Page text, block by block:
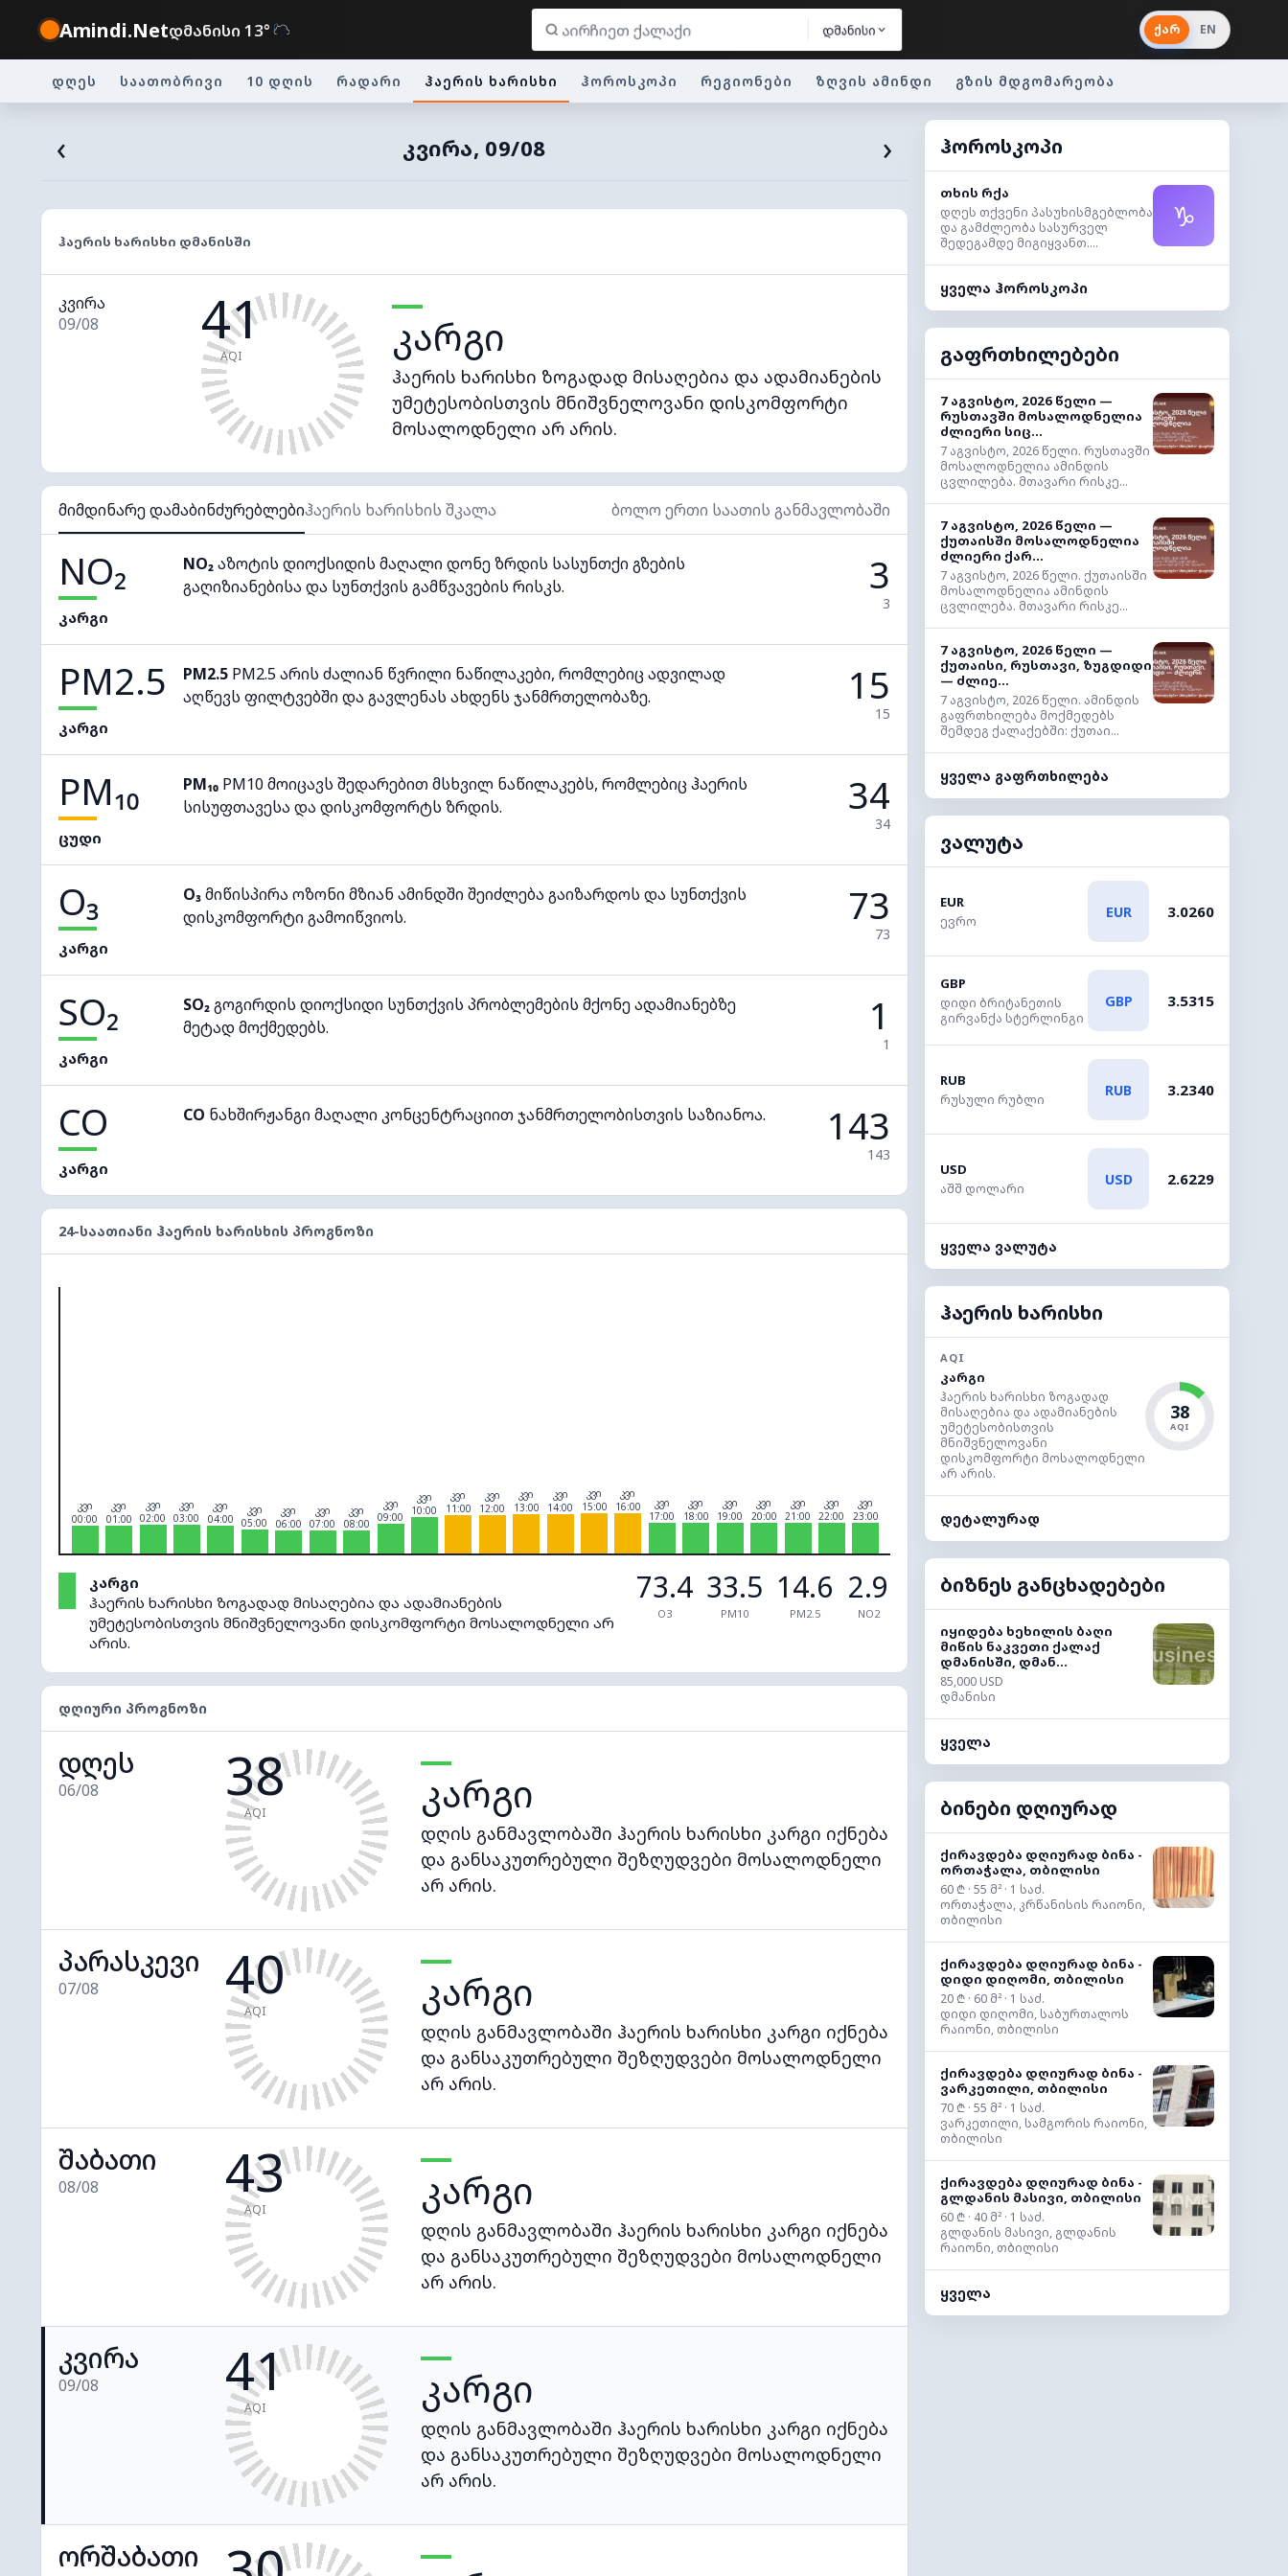
Amindi.Netდმანისი 13° დმანისი ქარ EN
დღეს საათობრივი 10 დღის რადარი ჰაერის ხარისხი ჰოროსკოპი რეგიონები ზღვის ამინდი გზის მდგომარეობა
‹ ᲙᲕᲘᲠᲐ, 09/08 ›
ᲰᲐᲔᲠᲘᲡ ᲮᲐᲠᲘᲡᲮᲘ ᲓᲛᲐᲜᲘᲡᲨᲘ
კვირა
09/08
41
AQI კარგი
ჰაერის ხარისხი ზოგადად მისაღებია და ადამიანების
უმეტესობისთვის მნიშვნელოვანი დისკომფორტი
მოსალოდნელი არ არის.
მიმდინარე დამაბინძურებლებიჰაერის ხარისხის შკალა ბოლო ერთი საათის განმავლობაში
NO₂
კარგი
NO₂აზოტის დიოქსიდის მაღალი დონე ზრდის სასუნთქი გზების
გაღიზიანებისა და სუნთქვის გამწვავების რისკს.
3
3
PM2.5
კარგი
PM2.5 PM2.5 არის ძალიან წვრილი ნაწილაკები, რომლებიც ადვილად
აღწევს ფილტვებში და გავლენას ახდენს ჯანმრთელობაზე.
15
15
PM₁₀
ცუდი
PM₁₀ PM10 მოიცავს შედარებით მსხვილ ნაწილაკებს, რომლებიც ჰაერის
სისუფთავესა და დისკომფორტს ზრდის.
34
34
O₃
კარგი
O₃მიწისპირა ოზონი მზიან ამინდში შეიძლება გაიზარდოს და სუნთქვის
დისკომფორტი გამოიწვიოს.
73
73
SO₂
კარგი
SO₂გოგირდის დიოქსიდი სუნთქვის პრობლემების მქონე ადამიანებზე
მეტად მოქმედებს.
1
1
CO
კარგი
CO ნახშირჟანგი მაღალი კონცენტრაციით ჯანმრთელობისთვის საზიანოა. 143
143
24-ᲡᲐᲐᲗᲘᲐᲜᲘ ᲰᲐᲔᲠᲘᲡ ᲮᲐᲠᲘᲡᲮᲘᲡ ᲞᲠᲝᲒᲜᲝᲖᲘ
კვი
00:00
კვი
01:00
კვი
02:00
კვი
03:00
კვი
04:00
კვი
05:00
კვი
06:00
კვი
07:00
კვი
08:00
კვი
09:00
კვი
10:00
კვი
11:00
კვი
12:00
კვი
13:00
კვი
14:00
კვი
15:00
კვი
16:00
კვი
17:00
კვი
18:00
კვი
19:00
კვი
20:00
კვი
21:00
კვი
22:00
კვი
23:00
კარგი
ჰაერის ხარისხი ზოგადად მისაღებია და ადამიანების
უმეტესობისთვის მნიშვნელოვანი დისკომფორტი მოსალოდნელი არ
არის.
73.4
O3
33.5
PM10
14.6
PM2.5
2.9
NO2
ᲓᲦᲘᲣᲠᲘ ᲞᲠᲝᲒᲜᲝᲖᲘ
დღეს
06/08 38
AQI კარგი
დღის განმავლობაში ჰაერის ხარისხი კარგი იქნება
და განსაკუთრებული შეზღუდვები მოსალოდნელი
არ არის.
პარასკევი
07/08 40
AQI კარგი
დღის განმავლობაში ჰაერის ხარისხი კარგი იქნება
და განსაკუთრებული შეზღუდვები მოსალოდნელი
არ არის.
შაბათი
08/08 43
AQI კარგი
დღის განმავლობაში ჰაერის ხარისხი კარგი იქნება
და განსაკუთრებული შეზღუდვები მოსალოდნელი
არ არის.
კვირა
09/08 41
AQI კარგი
დღის განმავლობაში ჰაერის ხარისხი კარგი იქნება
და განსაკუთრებული შეზღუდვები მოსალოდნელი
არ არის.
ორშაბათი
ჰოროსკოპი
თხის რქა
დღეს თქვენი პასუხისმგებლობა
და გამძლეობა სასურველ
შედეგამდე მიგიყვანთ....
♑
ყველა ჰოროსკოპი
გაფრთხილებები
7 აგვისტო, 2026 წელი —
რუსთავში მოსალოდნელია
ძლიერი სიც...
7 აგვისტო, 2026 წელი. რუსთავში
მოსალოდნელია ამინდის
ცვლილება. მთავარი რისკე...
7 აგვისტო, 2026 წელი —
ქუთაისში მოსალოდნელია
ძლიერი ქარ...
7 აგვისტო, 2026 წელი. ქუთაისში
მოსალოდნელია ამინდის
ცვლილება. მთავარი რისკე...
7 აგვისტო, 2026 წელი —
ქუთაისი, რუსთავი, ზუგდიდი
— ძლიე...
7 აგვისტო, 2026 წელი. ამინდის
გაფრთხილება მოქმედებს
შემდეგ ქალაქებში: ქუთაი...
ყველა გაფრთხილება
ვალუტა
EUR
ევრო
EUR 3.0260
GBP
დიდი ბრიტანეთის
გირვანქა სტერლინგი
GBP 3.5315
RUB
რუსული რუბლი
RUB 3.2340
USD
აშშ დოლარი
USD 2.6229
ყველა ვალუტა
ჰაერის ხარისხი
AQI
კარგი
ჰაერის ხარისხი ზოგადად
მისაღებია და ადამიანების
უმეტესობისთვის
მნიშვნელოვანი
დისკომფორტი მოსალოდნელი
არ არის.
38
AQI
დეტალურად
ბიზნეს განცხადებები
იყიდება ხეხილის ბაღი
მიწის ნაკვეთი ქალაქ
დმანისში, დმან...
85,000 USD
დმანისი
ყველა
ბინები დღიურად
ქირავდება დღიურად ბინა -
ორთაჭალა, თბილისი
60 ₾ · 55 მ² · 1 საძ.
ორთაჭალა, კრწანისის რაიონი,
თბილისი
ქირავდება დღიურად ბინა -
დიდი დიღომი, თბილისი
20 ₾ · 60 მ² · 1 საძ.
დიდი დიღომი, საბურთალოს
რაიონი, თბილისი
ქირავდება დღიურად ბინა -
ვარკეთილი, თბილისი
70 ₾ · 55 მ² · 1 საძ.
ვარკეთილი, სამგორის რაიონი,
თბილისი
ქირავდება დღიურად ბინა -
გლდანის მასივი, თბილისი
60 ₾ · 40 მ² · 1 საძ.
გლდანის მასივი, გლდანის
რაიონი, თბილისი
ყველა